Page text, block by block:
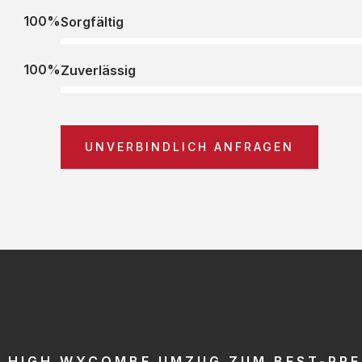
Sorgfältig
100%
Zuverlässig
100%
UNVERBINDLICH ANFRAGEN